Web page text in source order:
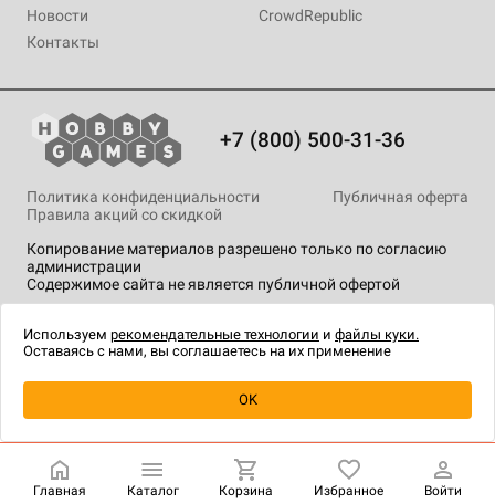
Уведомить о наличии
Новости
Контакты
CrowdRepublic
+7 (800) 500-31-36
Копирование материалов разрешено только по согласию
администрации
Содержимое сайта не является публичной офертой
Политика конфиденциальности
Публичная оферта
Правила акций со скидкой
технологии.
Главная Каталог Корзина Избранное Войти
Используем рекомендательные технологии и файлы куки.
Оставаясь с нами, вы соглашаетесь на их применение
OK